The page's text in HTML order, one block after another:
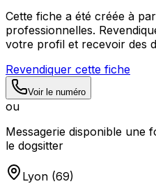
Cette fiche a été créée à
professionnelles.
votre profil et recevoir des
Revendiquer cette fiche
Voir le numéro
ou
Messagerie disponible une
le dogsitter
Lyon (69)